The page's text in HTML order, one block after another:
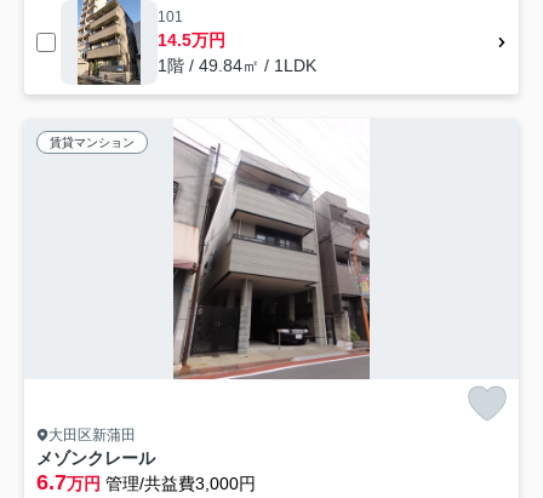
101
14.5万円
1階 / 49.84㎡ / 1LDK
賃貸マンション
大田区新蒲田
メゾンクレール
6.7万円 管理/共益費3,000円